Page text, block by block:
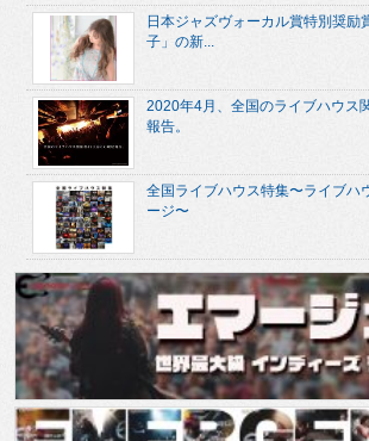
日本ジャズヴォーカル賞特別奨励
子」の新...
2020年4月、全国のライブハウス
報告。
全国ライブハウス特集〜ライブハ
ージ〜